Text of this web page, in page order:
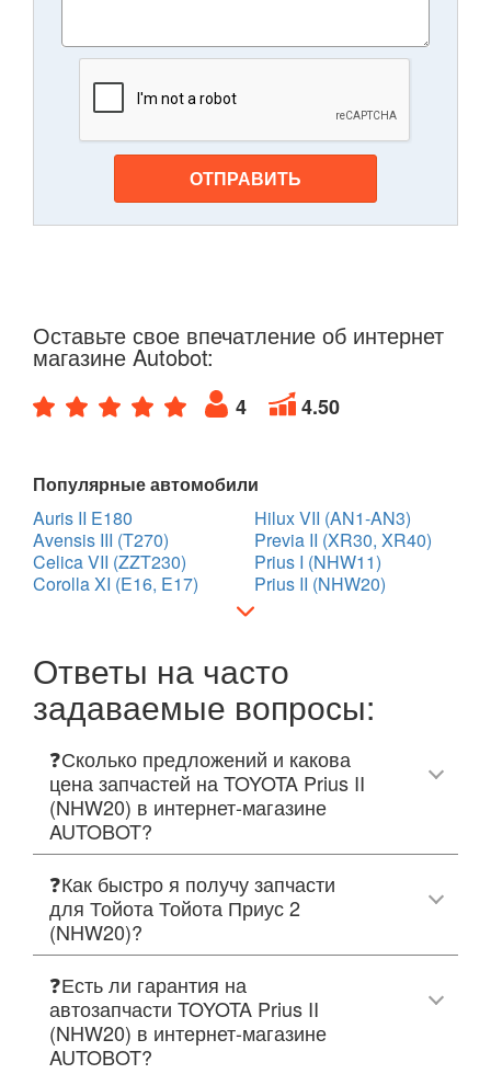
ОТПРАВИТЬ
Оставьте свое впечатление об интернет
магазине Autobot:
4 4.50
Популярные автомобили
Auris II E180
Avensis III (T270)
Celica VII (ZZT230)
Corolla XI (E16, E17)
Hilux VII (AN1-AN3)
Previa II (XR30, XR40)
Prius I (NHW11)
Prius II (NHW20)
Ответы на часто
задаваемые вопросы:
❓Сколько предложений и какова
цена запчастей на TOYOTA Prius II
(NHW20) в интернет-магазине
AUTOBOT?
❓Как быстро я получу запчасти
для Тойота Тойота Приус 2
(NHW20)?
❓Есть ли гарантия на
автозапчасти TOYOTA Prius II
(NHW20) в интернет-магазине
AUTOBOT?